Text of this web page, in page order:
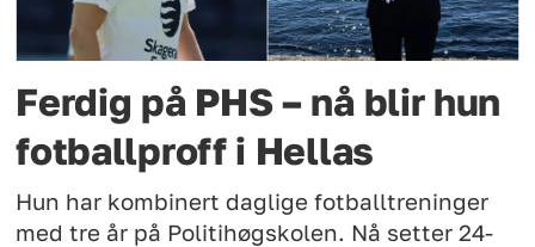
Ferdig på PHS – nå blir hun
fotballproff i Hellas
Hun har kombinert daglige fotballtreninger
med tre år på Politihøgskolen. Nå setter 24-